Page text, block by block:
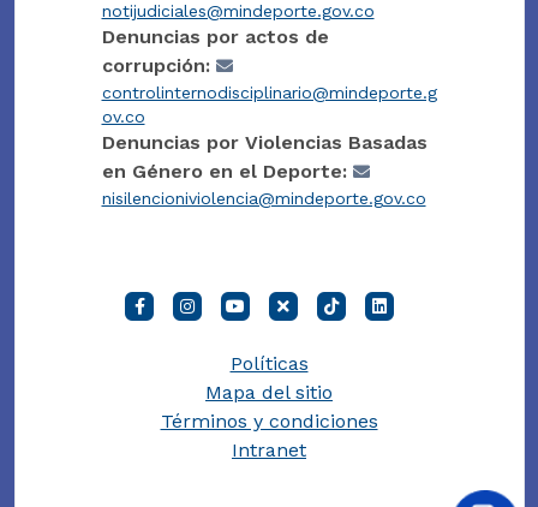
notijudiciales@mindeporte.gov.co
Denuncias por actos de
corrupción:
controlinternodisciplinario@mindeporte.g
ov.co
Denuncias por Violencias Basadas
en Género en el Deporte:
nisilencioniviolencia@mindeporte.gov.co
Políticas
Mapa del sitio
Términos y condiciones
Intranet